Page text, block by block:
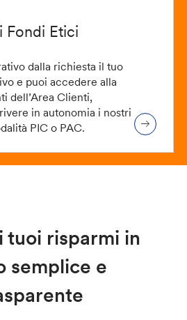
Fondi Etici
dalla richiesta il tuo
e puoi accedere alla
dell’Area Clienti,
in autonomia i nostri
PIC o PAC.
tuoi risparmi in
semplice e